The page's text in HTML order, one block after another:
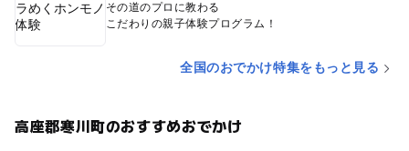
その道のプロに教わる
こだわりの親子体験プログラム！
全国のおでかけ特集をもっと見る
高座郡寒川町のおすすめおでかけ